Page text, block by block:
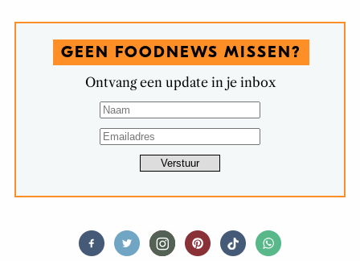
GEEN FOODNEWS MISSEN?
Ontvang een update in je inbox